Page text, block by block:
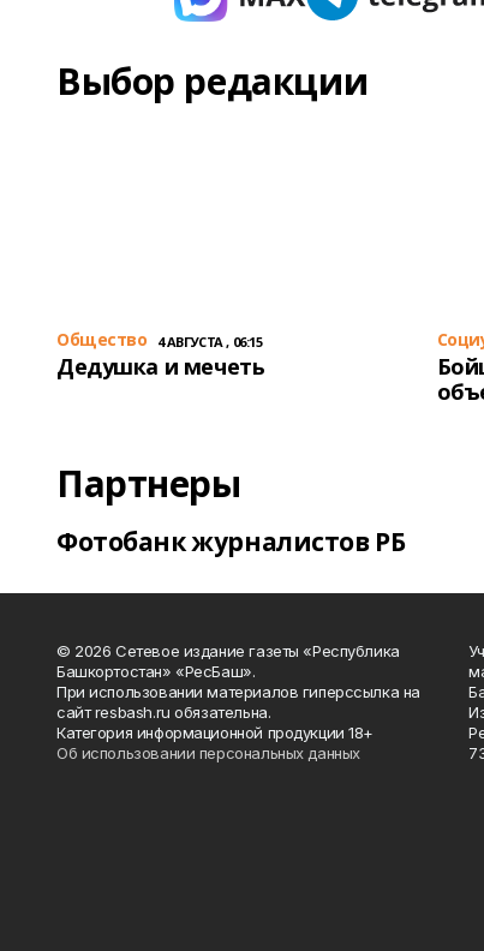
Выбор редакции
Общество 4 АВГУСТА , 06:15
Дедушка и мечеть
Партнеры
Фотобанк журналистов РБ
© 2026 Сетевое издание газеты «Республика
Башкортостан» «РесБаш».
При использовании материалов гиперссылка на
сайт resbash.ru обязательна.
Категория информационной продукции 18+
Об использовании персональных данных